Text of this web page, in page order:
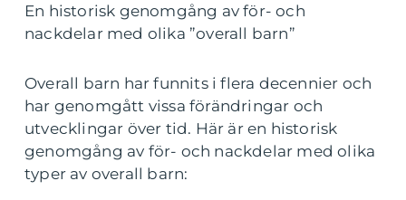
En historisk genomgång av för- och
nackdelar med olika ”overall barn”
Overall barn har funnits i flera decennier och
har genomgått vissa förändringar och
utvecklingar över tid. Här är en historisk
genomgång av för- och nackdelar med olika
typer av overall barn: